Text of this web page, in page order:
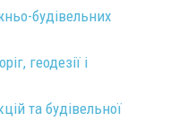
будівельних
геодезії і
та будівельної